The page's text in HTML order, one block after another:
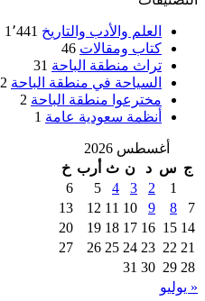
العلم والأدب والتاريخ 1٬441
كتاب ومقالات 46
تراث منطقة الباحة 31
السياحة في منطقة الباحة 2
مخترعوا منطقة الباحة 2
أنظمة سعودية عامة 1
أغسطس 2026
ج س د ن ث أرب خ
1
2
3
4
5
6
7
8
9
10
11
12
13
14
15
16
17
18
19
20
21
22
23
24
25
26
27
28
29
30
31
« يوليو